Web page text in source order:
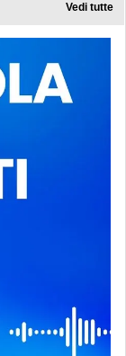
Vedi tutte